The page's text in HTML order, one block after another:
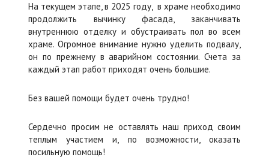
На текущем этапе, в 2025 году, в храме необходимо
продолжить вычинку фасада, заканчивать
внутреннюю отделку и обустраивать пол во всем
храме. Огромное внимание нужно уделить подвалу,
он по прежнему в аварийном состоянии. Счета за
каждый этап работ приходят очень большие.
Без вашей помощи будет очень трудно!
Сердечно просим не оставлять наш приход своим
теплым участием и, по возможности, оказать
посильную помощь!